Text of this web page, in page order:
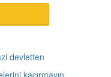
devletten